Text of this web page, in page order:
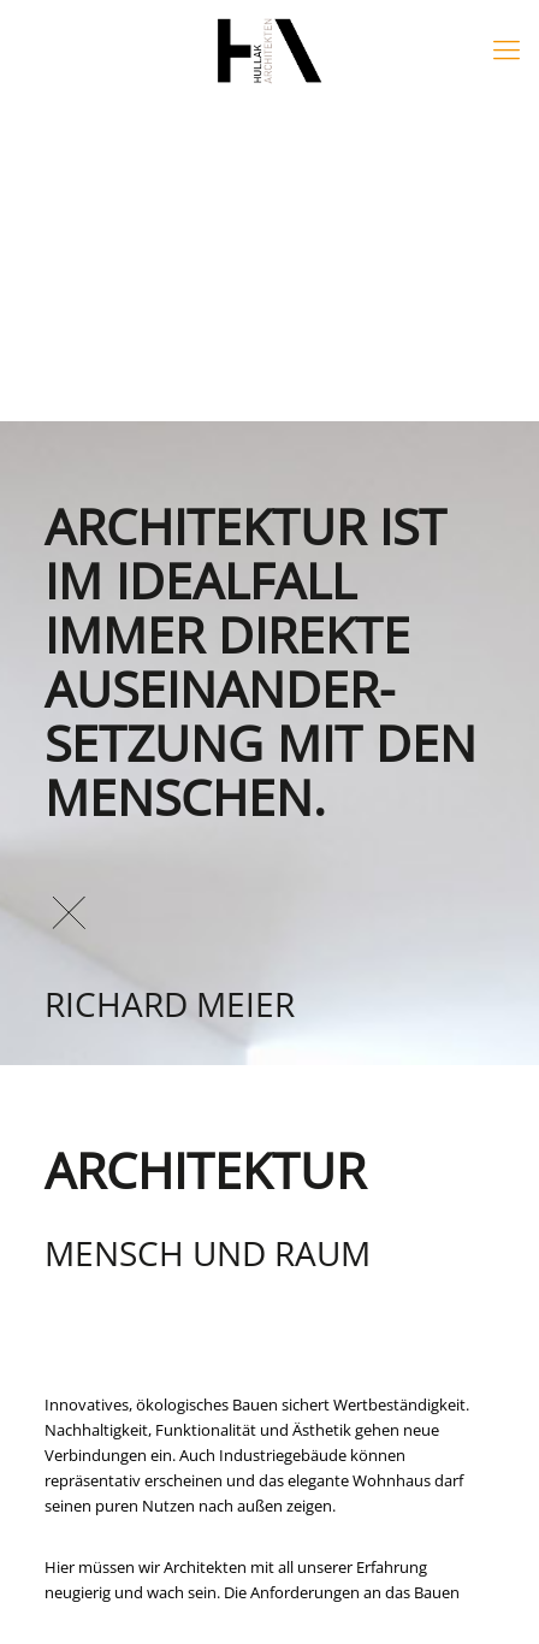
ARCHITEKTUR IST
IM IDEALFALL
IMMER DIREKTE
AUSEINANDER­
SETZUNG MIT DEN
MENSCHEN.
RICHARD MEIER
ARCHITEKTUR
MENSCH UND RAUM
Innovatives, ökologisches Bauen sichert Wertbeständigkeit.
Nachhaltigkeit, Funktionalität und Ästhetik gehen neue
Verbindungen ein. Auch Industriegebäude können
repräsentativ erscheinen und das elegante Wohnhaus darf
seinen puren Nutzen nach außen zeigen.
Hier müssen wir Architekten mit all unserer Erfahrung
neugierig und wach sein. Die Anforderungen an das Bauen